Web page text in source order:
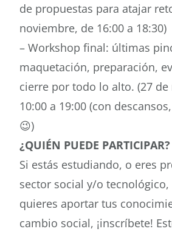
de propuestas para atajar
noviembre, de 16:00 a 18:30)
– Workshop final: últimas
maquetación, preparación,
cierre por todo lo alto. (27
10:00 a 19:00 (con
😉)
¿QUIÉN PUEDE PARTICIPAR?
Si estás estudiando, o eres
sector social y/o
quieres aportar tus
cambio social, ¡inscríbete!